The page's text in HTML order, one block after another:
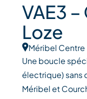
VAE3
Loze
Méribel Centre
Une boucle
électrique) sans
Méribel et